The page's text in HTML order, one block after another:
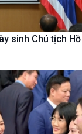
sinh Chủ tịch